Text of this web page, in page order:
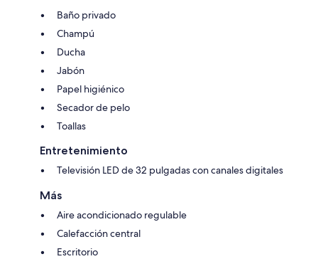
Baño privado
Champú
Ducha
Jabón
Papel higiénico
Secador de pelo
Toallas
Entretenimiento
Televisión LED de 32 pulgadas con canales digitales
Más
Aire acondicionado regulable
Calefacción central
Escritorio